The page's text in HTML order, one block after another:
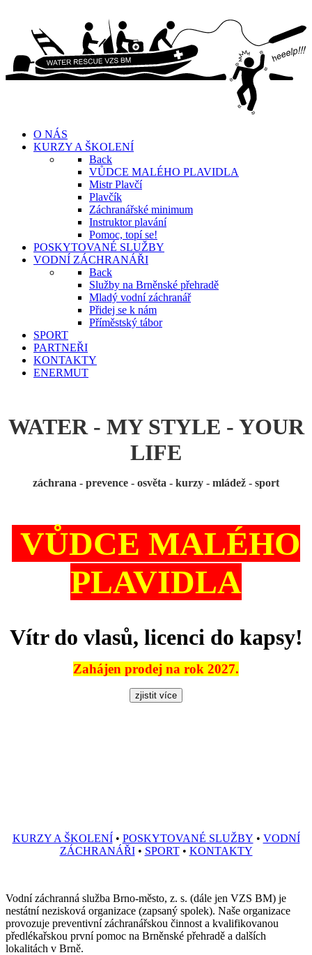
O NÁS
KURZY A ŠKOLENÍ
Back
VŮDCE MALÉHO PLAVIDLA
Mistr Plavčí
Plavčík
Záchranářské minimum
Instruktor plavání
Pomoc, topí se!
POSKYTOVANÉ SLUŽBY
VODNÍ ZÁCHRANÁŘI
Back
Služby na Brněnské přehradě
Mladý vodní záchranář
Přidej se k nám
Příměstský tábor
SPORT
PARTNEŘI
KONTAKTY
ENERMUT
WATER - MY STYLE - YOUR
LIFE
záchrana - prevence - osvěta - kurzy - mládež - sport
VŮDCE MALÉHO
PLAVIDLA
Vítr do vlasů, licenci do kapsy!
Zahájen prodej na rok 2027.
KURZY A ŠKOLENÍ• POSKYTOVANÉ SLUŽBY • VODNÍ
ZÁCHRANÁŘI• SPORT• KONTAKTY
Vodní záchranná služba Brno-město, z. s. (dále jen VZS BM) je
nestátní nezisková organizace (zapsaný spolek). Naše organizace
provozuje preventivní záchranářskou činnost a kvalifikovanou
předlékařskou první pomoc na Brněnské přehradě a dalších
lokalitách v Brně.